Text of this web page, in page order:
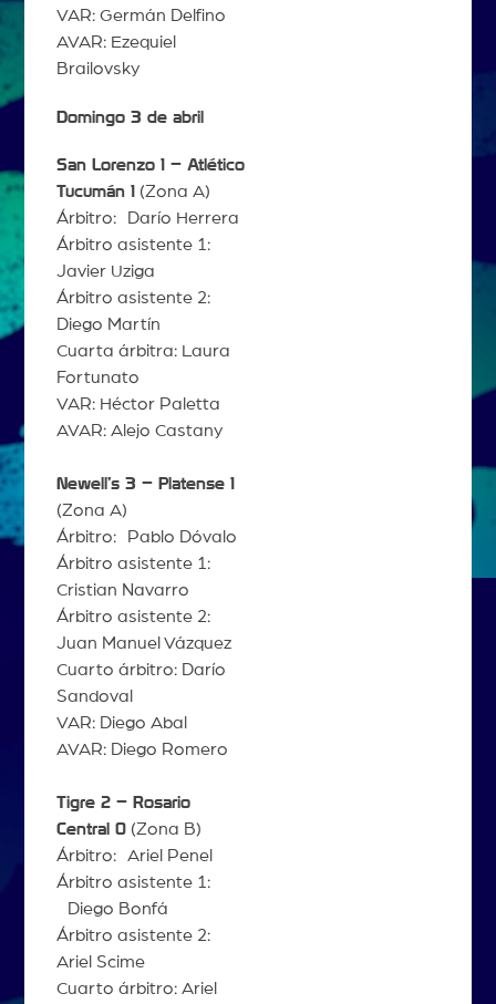
VAR: Germán Delfino
AVAR: Ezequiel
Brailovsky
Domingo 3 de abril
San Lorenzo 1 – Atlético
Tucumán 1 (Zona A)
Árbitro: Darío Herrera
Árbitro asistente 1:
Javier Uziga
Árbitro asistente 2:
Diego Martín
Cuarta árbitra: Laura
Fortunato
VAR: Héctor Paletta
AVAR: Alejo Castany
Newell’s 3 – Platense 1
(Zona A)
Árbitro: Pablo Dóvalo
Árbitro asistente 1:
Cristian Navarro
Árbitro asistente 2:
Juan Manuel Vázquez
Cuarto árbitro: Darío
Sandoval
VAR: Diego Abal
AVAR: Diego Romero
Tigre 2 – Rosario
Central 0(Zona B)
Árbitro: Ariel Penel
Árbitro asistente 1:
Diego Bonfá
Árbitro asistente 2:
Ariel Scime
Cuarto árbitro: Ariel